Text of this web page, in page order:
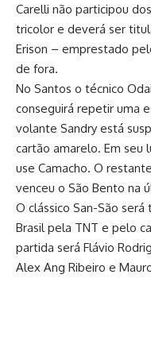
Carelli não participou
tricolor e deverá ser
Erison – emprestado
de fora.
No Santos o técnico
conseguirá repetir uma
volante Sandry está
cartão amarelo. Em seu
use Camacho. O
venceu o São Bento na
O clássico San-São
Brasil pela TNT e pelo
partida será Flávio
Alex Ang Ribeiro e